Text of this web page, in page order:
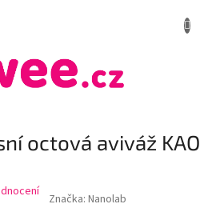
octová aviváž KAO
Značka: Nanolab